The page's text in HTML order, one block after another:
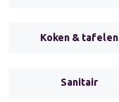
Koken & tafelen
Sanitair